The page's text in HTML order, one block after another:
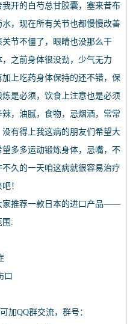
开的白芍总甘胶囊，塞来昔布
，现在所有关节也都慢慢改善
节不僵了，眼睛也没那么干
之前身体很没劲，少气无力
上吃药身体保持的还不错，保
是必须，饮食上注意也是必须
，油腻，食物，忌烟酒，常常
有得上我这病的朋友们希望大
多多运动锻炼身体，忌嘴，不
久的一天咱这病就很容易治疗
！
推荐一款日本的进口产品——
围:
口
QQ群交流，群号：